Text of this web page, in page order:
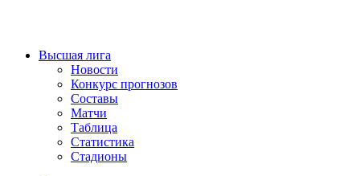
Высшая лига
Новости
Конкурс прогнозов
Составы
Матчи
Таблица
Статистика
Стадионы